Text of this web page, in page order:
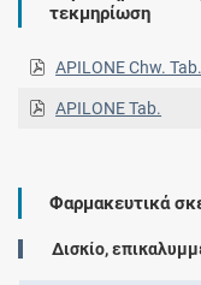
τεκμηρίωση
APILONE Chw. Tab.
APILONE Tab.
Φαρμακευτικά
Δισκίο,